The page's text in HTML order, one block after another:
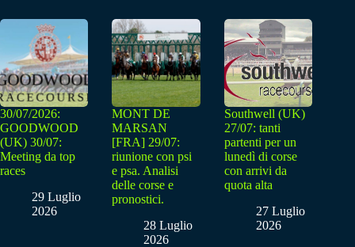
30/07/2026:
GOODWOOD
(UK) 30/07:
Meeting da top
races
29 Luglio
2026
MONT DE
MARSAN
[FRA] 29/07:
riunione con psi
e psa. Analisi
delle corse e
pronostici.
28 Luglio
2026
Southwell (UK)
27/07: tanti
partenti per un
lunedì di corse
con arrivi da
quota alta
27 Luglio
2026